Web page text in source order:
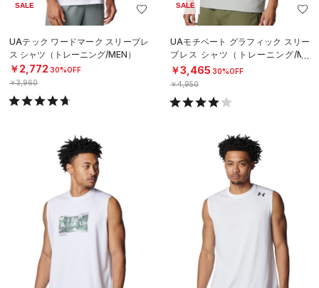
SALE
UAテック ワードマーク スリーブレ
ス シャツ（トレーニング/MEN）
￥2,772 30%OFF
￥3,960
SALE
UAモチベート グラフィック スリー
ブレス シャツ（トレーニング/ME
N）
￥3,465 30%OFF
￥4,950